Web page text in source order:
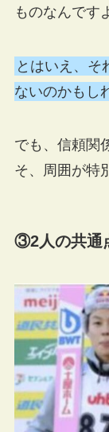
ものなんです
とはいえ、そ
ないのかもし
でも、信頼関
そ、周囲が特
③2人の共通